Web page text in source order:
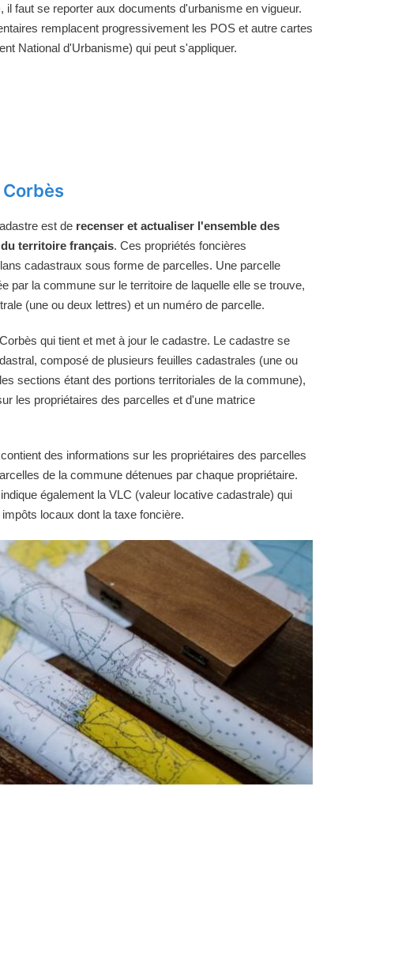
faut se reporter aux documents d'urbanisme en vigueur.
remplacent progressivement les POS et autre cartes
National d'Urbanisme) qui peut s'appliquer.
est de recenser et actualiser l'ensemble des
territoire français. Ces propriétés foncières
cadastraux sous forme de parcelles. Une parcelle
par la commune sur le territoire de laquelle elle se trouve,
(une ou deux lettres) et un numéro de parcelle.
qui tient et met à jour le cadastre. Le cadastre se
composé de plusieurs feuilles cadastrales (une ou
sections étant des portions territoriales de la commune),
les propriétaires des parcelles et d'une matrice
des informations sur les propriétaires des parcelles
de la commune détenues par chaque propriétaire.
également la VLC (valeur locative cadastrale) qui
locaux dont la taxe foncière.